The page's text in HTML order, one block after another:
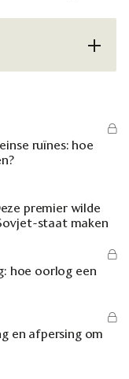
ruïnes: hoe
premier wilde
staat maken
hoe oorlog een
en afpersing om